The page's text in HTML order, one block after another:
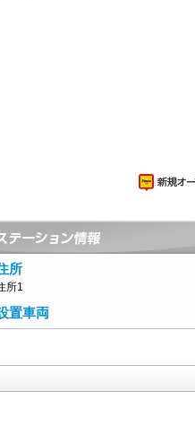
所
所1
置車両